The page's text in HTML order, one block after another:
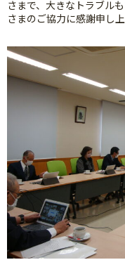
さまで、大きなトラブル
さまのご協力に感謝申し上